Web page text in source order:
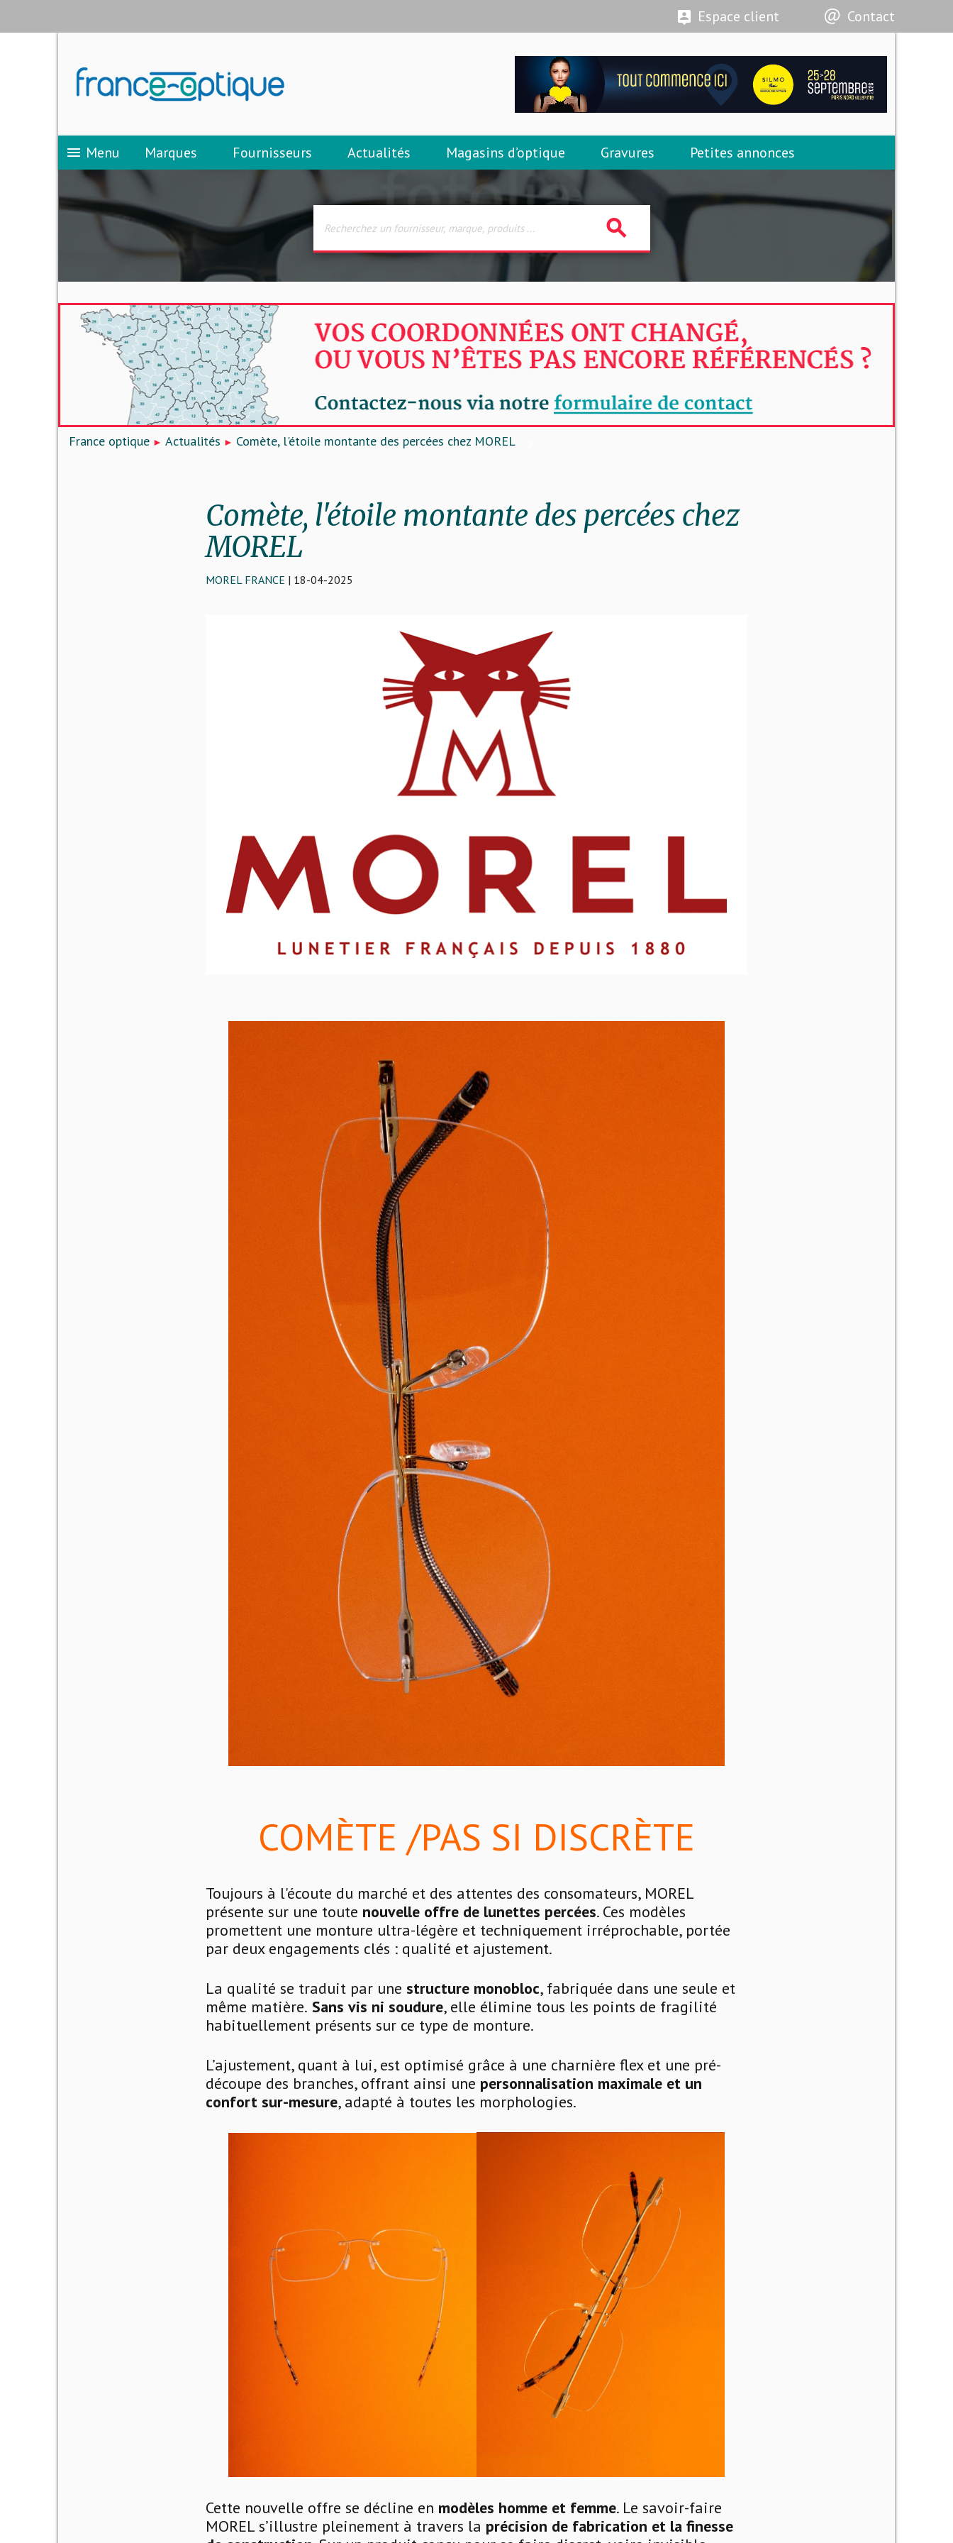
Espace client Contact
menu Menu Marques Fournisseurs Actualités Magasins d’optique Gravures Petites annonces
search
France optique Actualités Comète, l'étoile montante des percées chez MOREL
Comète, l'étoile montante des percées chez
MOREL
MOREL FRANCE | 18-04-2025
COMÈTE /PAS SI DISCRÈTE
Toujours à l'écoute du marché et des attentes des consomateurs, MOREL
présente sur une toute nouvelle offre de lunettes percées. Ces modèles
promettent une monture ultra-légère et techniquement irréprochable, portée
par deux engagements clés : qualité et ajustement.
La qualité se traduit par une structure monobloc, fabriquée dans une seule et
même matière. Sans vis ni soudure, elle élimine tous les points de fragilité
habituellement présents sur ce type de monture.
L’ajustement, quant à lui, est optimisé grâce à une charnière flex et une pré-
découpe des branches, offrant ainsi une personnalisation maximale et un
confort sur-mesure, adapté à toutes les morphologies.
Cette nouvelle offre se décline en modèles homme et femme. Le savoir-faire
MOREL s’illustre pleinement à travers la précision de fabrication et la finesse